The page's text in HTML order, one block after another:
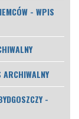
- WPIS
-